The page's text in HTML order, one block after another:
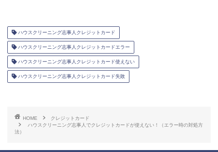
ハウスクリーニング志事人クレジットカード
ハウスクリーニング志事人クレジットカードエラー
ハウスクリーニング志事人クレジットカード使えない
ハウスクリーニング志事人クレジットカード失敗
HOME
クレジットカード
ハウスクリーニング志事人でクレジットカードが使えない！（エラー時の対処方
法）